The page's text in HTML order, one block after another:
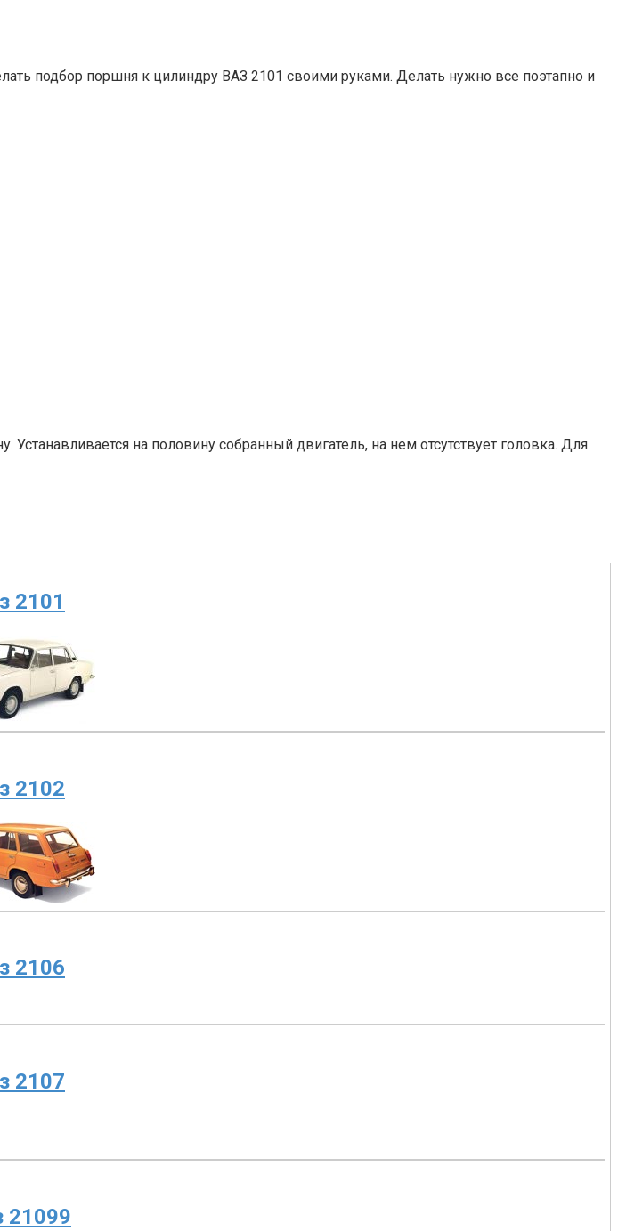
подбор поршня к цилиндру ВАЗ 2101 своими руками. Делать нужно все поэтапно и
на половину собранный двигатель, на нем отсутствует головка. Для
2101
2102
2106
2107
21099